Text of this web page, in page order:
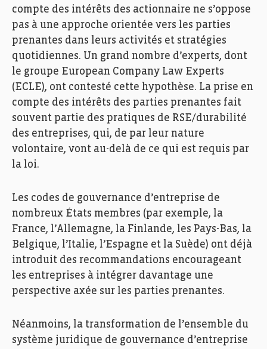
compte des intérêts des actionnaire ne s’oppose
pas à une approche orientée vers les parties
prenantes dans leurs activités et stratégies
quotidiennes. Un grand nombre d’experts, dont
le groupe European Company Law Experts
(ECLE), ont contesté cette hypothèse. La prise en
compte des intérêts des parties prenantes fait
souvent partie des pratiques de RSE/durabilité
des entreprises, qui, de par leur nature
volontaire, vont au-delà de ce qui est requis par
la loi.
Les codes de gouvernance d’entreprise de
nombreux États membres (par exemple, la
France, l’Allemagne, la Finlande, les Pays-Bas, la
Belgique, l’Italie, l’Espagne et la Suède) ont déjà
introduit des recommandations encourageant
les entreprises à intégrer davantage une
perspective axée sur les parties prenantes.
Néanmoins, la transformation de l’ensemble du
système juridique de gouvernance d’entreprise